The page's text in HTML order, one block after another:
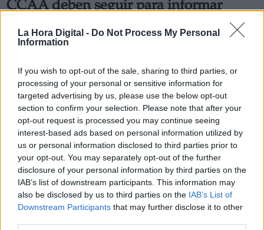
La Hora Digital - Do Not Process My Personal
Information
If you wish to opt-out of the sale, sharing to third parties, or
processing of your personal or sensitive information for
targeted advertising by us, please use the below opt-out
section to confirm your selection. Please note that after your
opt-out request is processed you may continue seeing
interest-based ads based on personal information utilized by
us or personal information disclosed to third parties prior to
your opt-out. You may separately opt-out of the further
disclosure of your personal information by third parties on the
IAB’s list of downstream participants. This information may
also be disclosed by us to third parties on the IAB’s List of
Downstream Participants that may further disclose it to other
CCAA deben seguir para informar
PorAndrea Chaparro Cayuela
Más artículos de este autor